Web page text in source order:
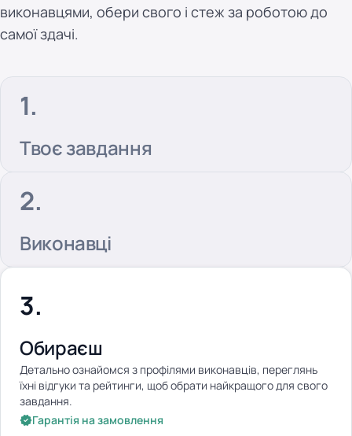
виконавцями, обери свого і стеж за роботою до
самої здачі.
Твоє завдання
Виконавці
Обираєш
Детально ознайомся з профілями виконавців, переглянь
їхні відгуки та рейтинги, щоб обрати найкращого для свого
завдання.
Гарантія на замовлення